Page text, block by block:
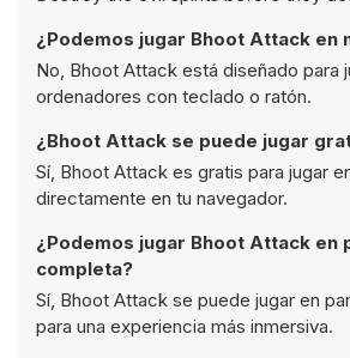
¿Podemos jugar Bhoot Attack en
No, Bhoot Attack está diseñado para
ordenadores con teclado o ratón.
¿Bhoot Attack se puede jugar
Sí, Bhoot Attack es gratis para jugar
directamente en tu navegador.
¿Podemos jugar Bhoot Attack en
completa?
Sí, Bhoot Attack se puede jugar en
para una experiencia más inmersiva.